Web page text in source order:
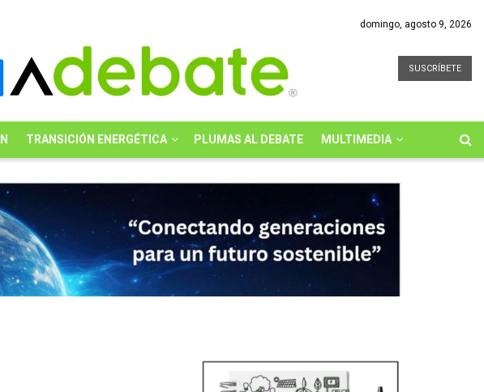
domingo, agosto 9, 2026
SUSCRÍBETE
TRANSICIÓN ENERGÉTICA PLUMAS AL DEBATE MULTIMEDIA